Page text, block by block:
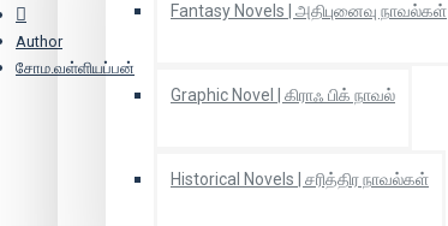
Fantasy Novels | அதிபுனைவு நாவல்கள்
Graphic Novel | கிராஃ பிக் நாவல்
Historical Novels | சரித்திர நாவல்கள்
Author
சோம.வள்ளியப்பன்